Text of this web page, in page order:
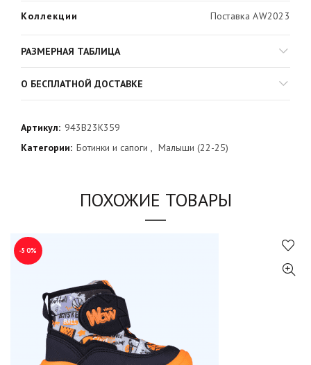
Коллекции Поставка AW2023
РАЗМЕРНАЯ ТАБЛИЦА
О БЕСПЛАТНОЙ ДОСТАВКЕ
Артикул: 943B23K359
Категории: Ботинки и сапоги , Малыши (22-25)
ПОХОЖИЕ ТОВАРЫ
-50%